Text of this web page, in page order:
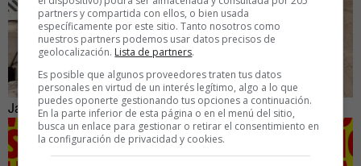
Jara López-Ballonga
partners y compartida con ellos, o bien usada
específicamente por este sitio. Tanto nosotros como
nuestros partners podemos usar datos precisos de
geolocalización. Lista de partners.
Es posible que algunos proveedores traten tus datos
personales en virtud de un interés legítimo, algo a lo que
puedes oponerte gestionando tus opciones a continuación.
En la parte inferior de esta página o en el menú del sitio,
busca un enlace para gestionar o retirar el consentimiento en
la configuración de privacidad y cookies.